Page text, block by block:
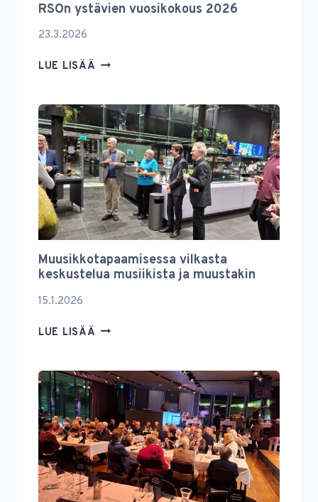
RSOn ystävien vuosikokous 2026
23.3.2026
LUE LISÄÄ RSON
2026
Muusikkotapaamisessa vilkasta
keskustelua musiikista ja muustakin
15.1.2026
LUE LISÄÄ MUUSIKKOTAPAAMISESSA
MUSIIKISTA
MUUSTAKIN